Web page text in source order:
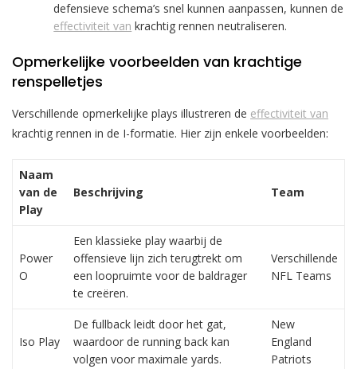
defensieve schema’s snel kunnen aanpassen, kunnen de
effectiviteit van krachtig rennen neutraliseren.
Opmerkelijke voorbeelden van krachtige
renspelletjes
Verschillende opmerkelijke plays illustreren de effectiviteit van
krachtig rennen in de I-formatie. Hier zijn enkele voorbeelden:
Naam
van de
Play
Beschrijving Team
Power
O
Een klassieke play waarbij de
offensieve lijn zich terugtrekt om
een loopruimte voor de baldrager
te creëren.
Verschillende
NFL Teams
Iso Play
De fullback leidt door het gat,
waardoor de running back kan
volgen voor maximale yards.
New
England
Patriots